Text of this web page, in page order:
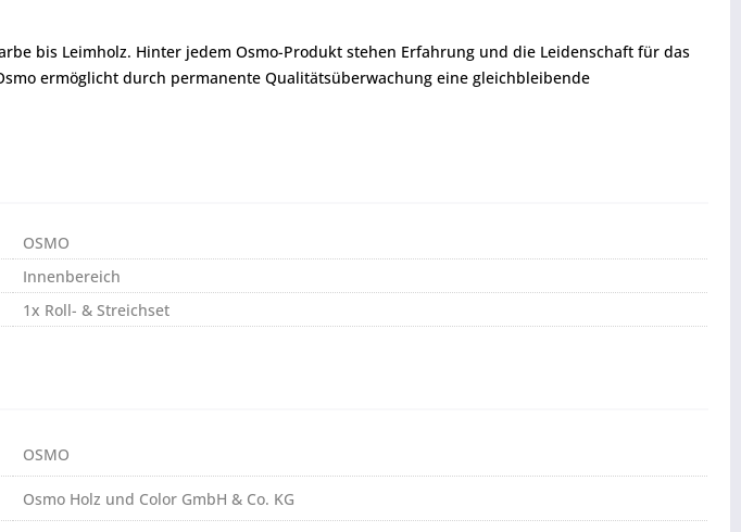
bis Leimholz. Hinter jedem Osmo-Produkt stehen Erfahrung und die Leidenschaft für das
ermöglicht durch permanente Qualitätsüberwachung eine gleichbleibende
OSMO
Innenbereich
1x Roll- & Streichset
OSMO
Osmo Holz und Color GmbH & Co. KG